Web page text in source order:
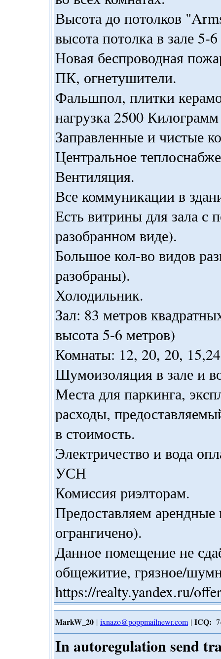
Высота до потолков
высота потолка в зале 5-
Новая беспроводная
ПК, огнетушители.
Фальшпол, плитки
нагрузка 2500
Заправленные и чистые
Центральное
Вентиляция.
Все коммуникации в
Есть витрины для зала с
разобранном виде).
Большое кол-во видов
разобраны).
Холодильник.
Зал: 83 метров
высота 5-6 метров)
Комнаты: 12, 20, 20,
Шумоизоляция в зале и
Места для паркинга,
расходы,
в стоимость.
Электричество и вода
УСН
Комиссия риэлторам.
Предоставляем
огрангичено).
Данное помещение не
общежитие, грязное/
https://realty.yandex.ru/
MarkW_20 | ixnazo@poppmailnewr.com | ICQ:
In autoregulation send